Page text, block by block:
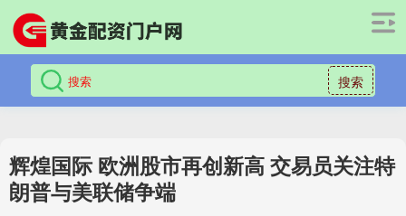
搜索
辉煌国际 欧洲股市再创新高 交易员关注特
朗普与美联储争端